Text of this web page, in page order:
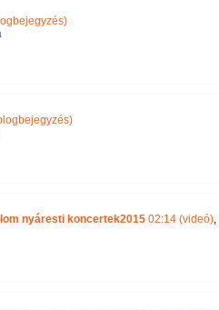
nyáresti koncertek2015 02:14 (videó),